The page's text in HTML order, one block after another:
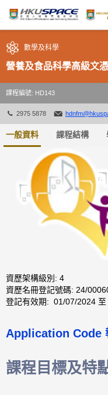
主
內
容
數學及科學
營養及食品科學高級文
課程編號: HD143
2975 5878
一般資料 課程結構
資歷架構級別: 4
資歷名冊登記號碼: 24/
登記有效期: 01/07/2024 至
Application Code
課程目標及特